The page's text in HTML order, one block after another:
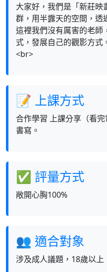
大家好，我們是「新莊映
群，用半露天的空間，透
這裡我們沒有厲害的老師
式，發展自己的觀影方式
<br>
📝 上課方式
合作學習 上課分享（看
書寫。
✅ 評量方式
敞開心胸100%
👥 適合對象
涉及成人議題，18歲以上